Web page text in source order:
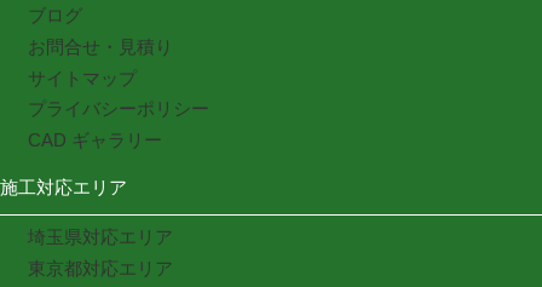
ブログ
お問合せ・見積り
サイトマップ
プライバシーポリシー
CAD ギャラリー
施工対応エリア
埼玉県対応エリア
東京都対応エリア